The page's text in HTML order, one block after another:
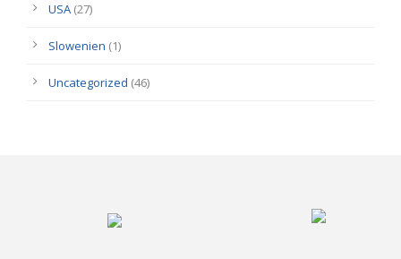
USA (27)
Slowenien (1)
Uncategorized (46)